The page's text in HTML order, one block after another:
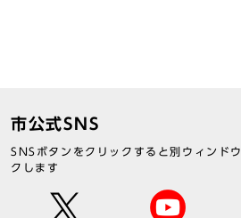
市公式SNS
SNSボタンをクリックすると別ウィンド
クします